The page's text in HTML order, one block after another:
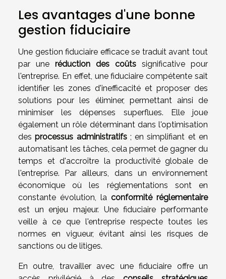
Les avantages d'une bonne
gestion fiduciaire
Une gestion fiduciaire efficace se traduit avant tout
par une réduction des coûts significative pour
l'entreprise. En effet, une fiduciaire compétente sait
identifier les zones d'inefficacité et proposer des
solutions pour les éliminer, permettant ainsi de
minimiser les dépenses superflues. Elle joue
également un rôle déterminant dans l'optimisation
desprocessus administratifs; en simplifiant et en
automatisant les tâches, cela permet de gagner du
temps et d'accroître la productivité globale de
l'entreprise. Par ailleurs, dans un environnement
économique où les réglementations sont en
constante évolution, la conformité réglementaire
est un enjeu majeur. Une fiduciaire performante
veille à ce que l'entreprise respecte toutes les
normes en vigueur, évitant ainsi les risques de
sanctions ou de litiges.
En outre, travailler avec une fiduciaire offre un